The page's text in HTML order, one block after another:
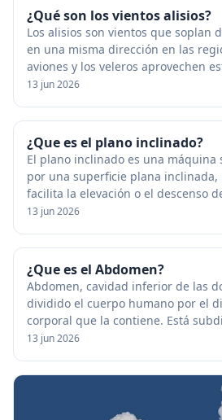
¿Qué son los vientos alisios?
Los alisios son vientos que soplan
en una misma dirección en las
aviones y los veleros aprovechen
aumentar su velocidad. [caption
13 jun 2026
¿Que es el plano inclinado?
El plano inclinado es una
por una superficie plana inclinada,
facilita la elevación o el descenso
[caption id="attachment_1172"
13 jun 2026
¿Que es el Abdomen?
Abdomen, cavidad inferior de las
dividido el cuerpo humano por el
corporal que la contiene. Está
partes: el abdomen propiamente
13 jun 2026